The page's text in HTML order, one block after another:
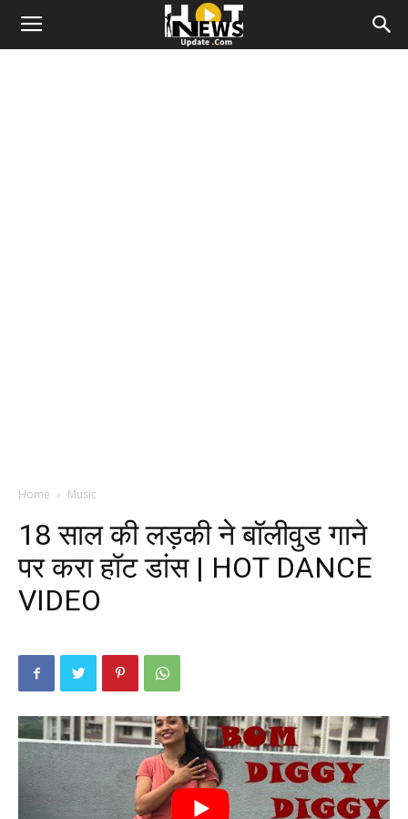
Home Music
18 साल की लड़की ने बॉलीवुड गाने
पर करा हॉट डांस | HOT DANCE
VIDEO